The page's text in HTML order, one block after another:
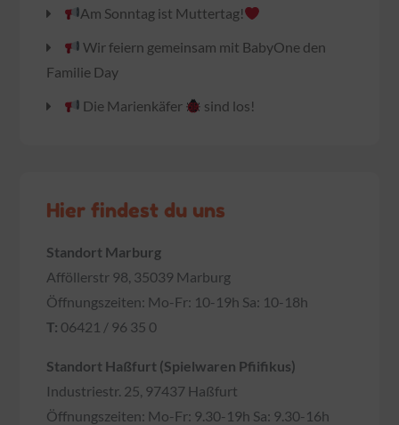
Am Sonntag ist Muttertag!
Wir feiern gemeinsam mit BabyOne den
Familie Day
Die Marienkäfer
sind los!
Hier findest du uns
Standort Marburg
Afföllerstr 98, 35039 Marburg
Öffnungszeiten: Mo-Fr: 10-19h Sa: 10-18h
T: 06421 / 96 35 0
Standort Haßfurt (Spielwaren Pfiifikus)
Industriestr. 25, 97437 Haßfurt
Öffnungszeiten: Mo-Fr: 9.30-19h Sa: 9.30-16h